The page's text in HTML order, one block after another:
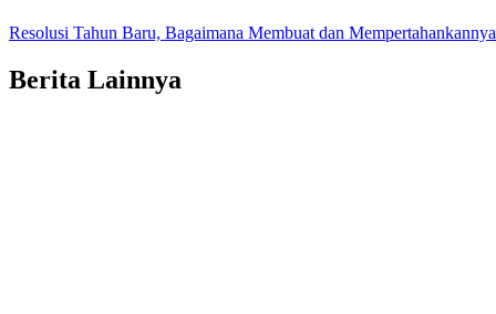
Resolusi Tahun Baru, Bagaimana Membuat dan
Berita Lainnya